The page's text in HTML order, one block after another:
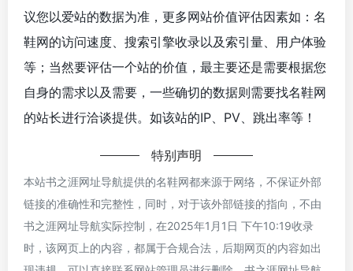
议您以爱站的数据为准，更多网站价值评估因素如：名
鞋网的访问速度、搜索引擎收录以及索引量、用户体验
等；当然要评估一个站的价值，最主要还是需要根据您
自身的需求以及需要，一些确切的数据则需要找名鞋网
的站长进行洽谈提供。如该站的IP、PV、跳出率等！
特别声明
本站书之涯网址导航提供的名鞋网都来源于网络，不保证外部
链接的准确性和完整性，同时，对于该外部链接的指向，不由
书之涯网址导航实际控制，在2025年1月1日 下午10:19收录
时，该网页上的内容，都属于合规合法，后期网页的内容如出